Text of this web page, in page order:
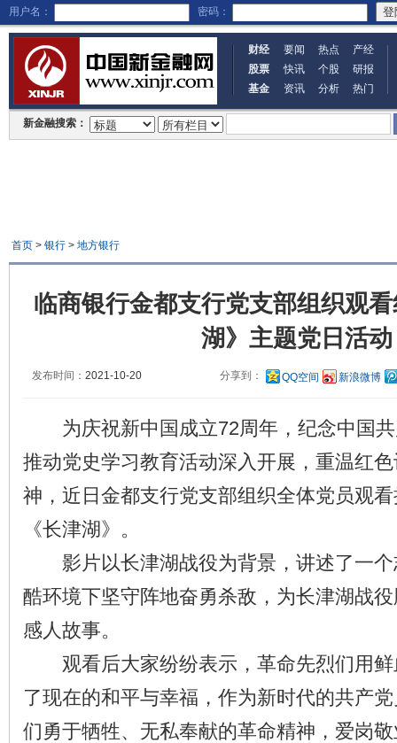
用户名： 密码：
财经 要闻 热点
产经
股票
快讯 个股
研报
基金
资讯 分析 热门
新金融搜索：
首页> 银行> 地方银行
临商银行金都支行党支部组织观
湖》主题党日活动
发布时间： 2021-10-20 分享到： QQ空间 新浪微博
为庆祝新中国成立72周年，纪念中国共
推动党史学习教育活动深入开展，重温红
神，近日金都支行党支部组织全体党员观
《长津湖》。
影片以长津湖战役为背景，讲述了一个
酷环境下坚守阵地奋勇杀敌，为长津湖战
感人故事。
观看后大家纷纷表示，革命先烈们用鲜
了现在的和平与幸福，作为新时代的共产
们勇于牺牲、无私奉献的革命精神，爱岗